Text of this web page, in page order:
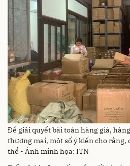
Để giải quyết bài toán hàng giả,
thương mại, một số ý kiến cho rằng,
thể - Ảnh minh họa: ITN